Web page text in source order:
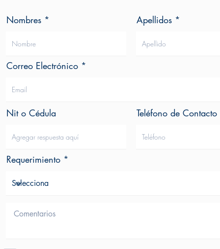
Nombres Apellidos
Correo Electrónico
Nit o Cédula Teléfono de Contacto
Requerimiento